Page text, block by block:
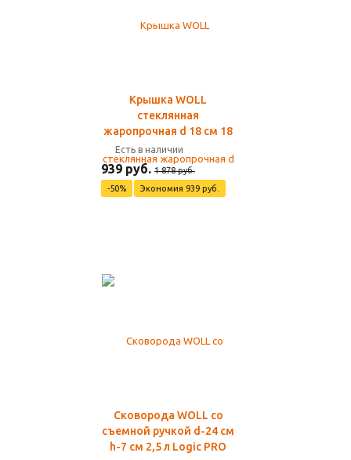
Крышка WOLL
стеклянная
жаропрочная d 18 см 18
Есть в наличии
939 руб. 1 878 руб.
-50%
Экономия 939 руб.
Сковорода WOLL со
съемной ручкой d-24 см
h-7 см 2,5 л Logic PRO